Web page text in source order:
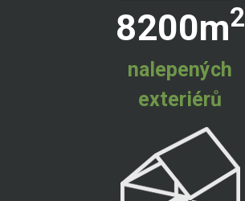
8200m2
nalepených
exteriérů